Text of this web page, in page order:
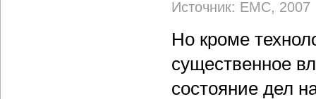
Источник: EMC, 2007
Но кроме
существенное
состояние дел